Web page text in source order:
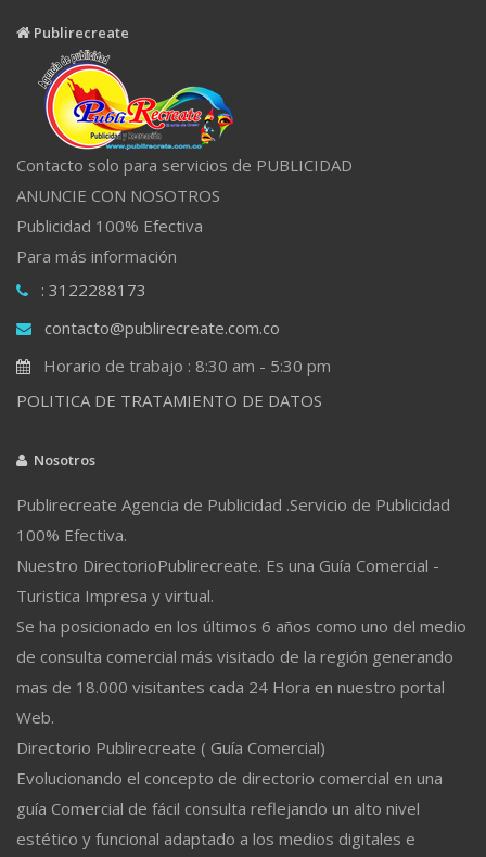
Publirecreate
Contacto solo para servicios de PUBLICIDAD
ANUNCIE CON NOSOTROS
Publicidad 100% Efectiva
Para más información
: 3122288173
contacto@publirecreate.com.co
Horario de trabajo : 8:30 am - 5:30 pm
POLITICA DE TRATAMIENTO DE DATOS
Nosotros
Publirecreate Agencia de Publicidad .Servicio de Publicidad
100% Efectiva.
Nuestro DirectorioPublirecreate. Es una Guía Comercial -
Turistica Impresa y virtual.
Se ha posicionado en los últimos 6 años como uno del medio
de consulta comercial más visitado de la región generando
mas de 18.000 visitantes cada 24 Hora en nuestro portal
Web.
Directorio Publirecreate ( Guía Comercial)
Evolucionando el concepto de directorio comercial en una
guía Comercial de fácil consulta reflejando un alto nivel
estético y funcional adaptado a los medios digitales e